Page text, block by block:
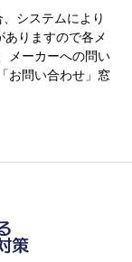
システムにより
りますので各メ
メーカーへの問い
お問い合わせ」窓